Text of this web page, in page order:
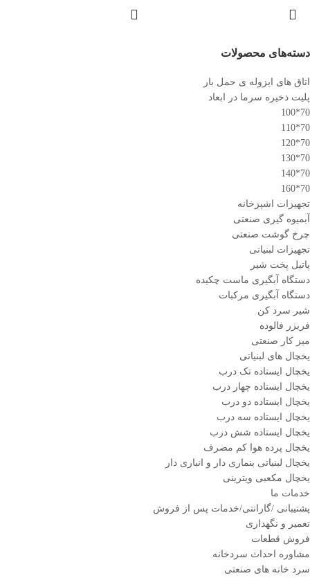
دسته‌های محصولات
اتاق های ایزوله ی حمل بار
پلیت ذخیره سرما در ابعاد
70*100
70*110
70*120
70*130
70*140
70*160
تجهیزات اشپزخانه
آبمیوه گیری صنعتی
چرخ گوشت صنعتی
تجهیزات لبنیاتی
پاتیل پخت شیر
دستگاه آبگیری ماست چکیده
دستگاه آبگیری مرکبات
شیر سرد کن
فریزر فالوده
میز کار صنعتی
یخچال های لبنیاتی
یخچال ایستاده تک درب
یخچال ایستاده چهار درب
یخچال ایستاده دو درب
یخچال ایستاده سه درب
یخچال ایستاده شش درب
یخچال پرده هوا کم مصرف
یخچال لبنیاتی بنماری دار و انباری دار
یخچال مکعبی ویترینی
خدمات ما
پشتیبانی /گارانتی/خدمات پس از فروش
تعمیر و نگهداری
فروش قطعات
مشاوره احداث سردخانه
سرد خانه های صنعتی